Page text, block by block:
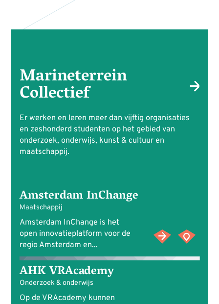
Marineterrein
Collectief
Er werken en leren meer dan vijftig organisaties
en zeshonderd studenten op het gebied van
onderzoek, onderwijs, kunst & cultuur en
maatschappij.
Amsterdam InChange
Maatschappij
Amsterdam InChange is het
open innovatieplatform voor de
regio Amsterdam en...
AHK VRAcademy
Onderzoek & onderwijs
Op de VRAcademy kunnen